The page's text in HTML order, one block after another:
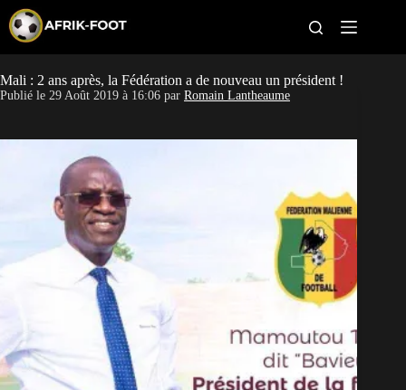
p
t
o
c
n
CAN féminine
Paris sportifs
Mali : 2 ans après, la Fédération a de nouveau un président !
Publié le 29 Août 2019 à 16:06 par Romain Lantheaume